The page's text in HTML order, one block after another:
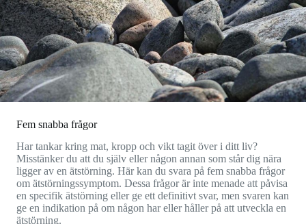
Fem snabba frågor
Har tankar kring mat, kropp och vikt tagit över i ditt liv?
Misstänker du att du själv eller någon annan som står dig nära
ligger av en ätstörning. Här kan du svara på fem snabba frågor
om ätstörningssymptom. Dessa frågor är inte menade att påvisa
en specifik ätstörning eller ge ett definitivt svar, men svaren kan
ge en indikation på om någon har eller håller på att utveckla en
ätstörning.